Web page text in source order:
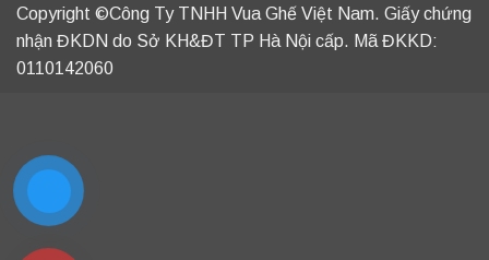
Copyright ©Công Ty TNHH Vua Ghế Việt Nam. Giấy chứng
nhận ĐKDN do Sở KH&ĐT TP Hà Nội cấp. Mã ĐKKD:
0110142060